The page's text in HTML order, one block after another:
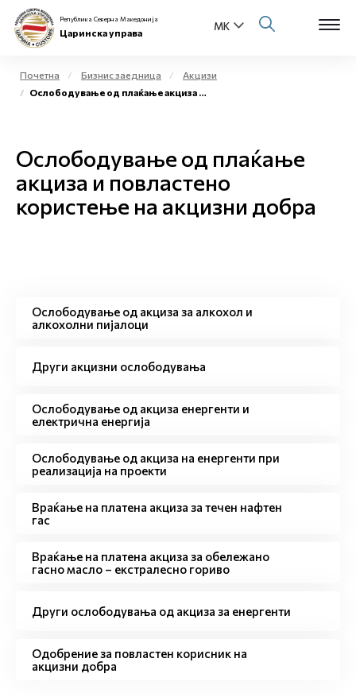
Физички лица
Бизнис заедница
Контакт
Република Северна Македонија
Царинска управа
Почетна Бизнис заедница
Акцизи
Ослободување од плаќање акциза и повластено користење на акцизни добра
Ослободување од плаќање
акциза и повластено
користење на акцизни добра
Ослободување од акциза за алкохол и
алкохолни пијалоци
Други акцизни ослободувања
Ослободување од акциза енергенти и
електрична енергија
Ослободување од акциза на енергенти при
реализација на проекти
Враќање на платена акциза за течен нафтен
гас
Враќање на платена акциза за обележано
гасно масло – екстралесно гориво
Други ослободувања од акциза за енергенти
Одобрение за повластен корисник на
акцизни добра